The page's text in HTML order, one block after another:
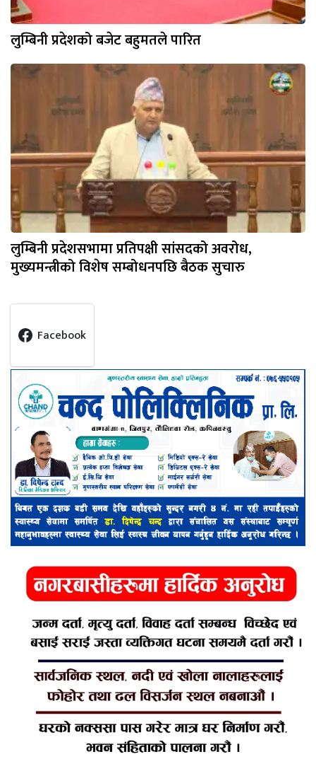
लुम्बिनी प्रदेशको बजेट बहुमतले पारित
लुम्बिनी प्रदेशसभामा प्रतिपक्षी सांसदको अवरोध,
मुख्यमन्त्रीको विशेष सम्बोधनपछि बैठक सुचारु
Facebook